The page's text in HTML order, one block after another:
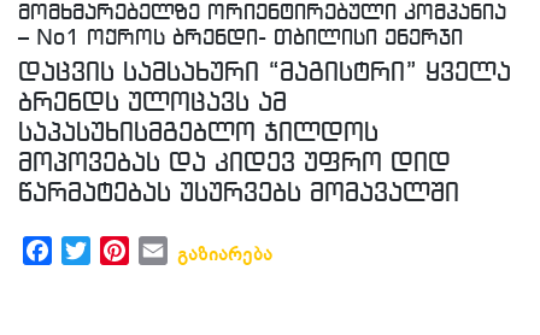
მომხმარებელზე ორიენტირებული კომპანია
– No1 ოქროს ბრენდი- თბილისი ენერჯი
დაცვის სამსახური “მაგისტრი” ყველა
ბრენდს ულოცავს ამ
საპასუხისმგებლო ჯილდოს
მოპოვებას და კიდევ უფრო დიდ
წარმატებას უსურვებს მომავალში
FacebookTwitterPinterest
Email
გაზიარება